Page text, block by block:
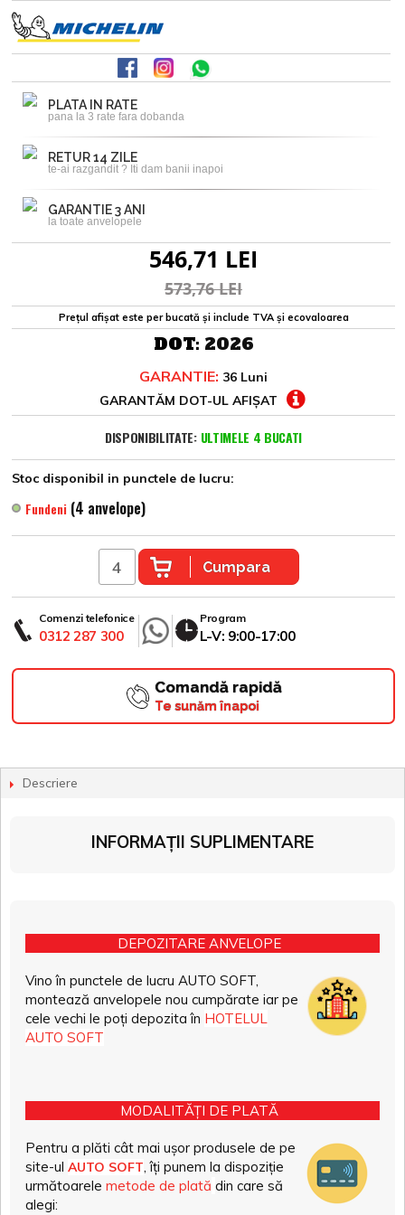
PLATA IN RATE
pana la 3 rate fara dobanda
RETUR 14 ZILE
te-ai razgandit ? Iti dam banii inapoi
GARANTIE 3 ANI
la toate anvelopele
546,71 LEI
573,76 LEI
Prețul afișat este per bucată și include TVA și ecovaloarea
DOT: 2026
GARANTIE: 36 Luni
GARANTĂM DOT-UL AFIȘAT
DISPONIBILITATE: ULTIMELE 4 BUCATI
Stoc disponibil in punctele de lucru:
Fundeni (4 anvelope)
Cumpara
Comenzi telefonice
0312 287 300
Program
L-V: 9:00-17:00
Comandă rapidă
Te sunăm înapoi
Descriere
INFORMAȚII SUPLIMENTARE
DEPOZITARE ANVELOPE
Vino în punctele de lucru AUTO SOFT,
montează anvelopele nou cumpărate iar pe
cele vechi le poți depozita în HOTELUL
AUTO SOFT
MODALITĂȚI DE PLATĂ
Pentru a plăti cât mai ușor produsele de pe
site-ul AUTO SOFT, îți punem la dispoziție
următoarele metode de plată din care să
alegi: